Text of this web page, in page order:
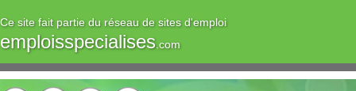
Ce site fait partie du réseau de sites d'emploi
emploisspecialises.com